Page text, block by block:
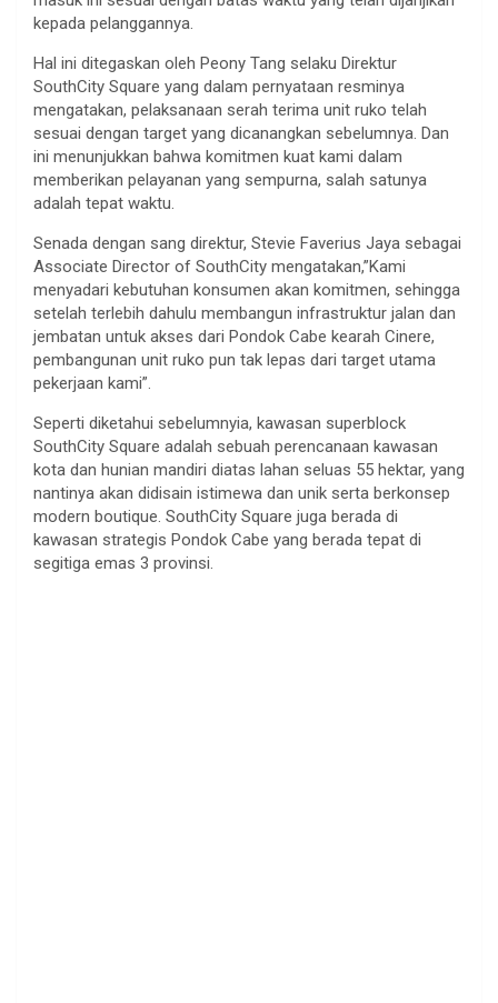
kepada pelanggannya.
Hal ini ditegaskan oleh Peony Tang selaku Direktur
SouthCity Square yang dalam pernyataan resminya
mengatakan, pelaksanaan serah terima unit ruko telah
sesuai dengan target yang dicanangkan sebelumnya. Dan
ini menunjukkan bahwa komitmen kuat kami dalam
memberikan pelayanan yang sempurna, salah satunya
adalah tepat waktu.
Senada dengan sang direktur, Stevie Faverius Jaya sebagai
Associate Director of SouthCity mengatakan,”Kami
menyadari kebutuhan konsumen akan komitmen, sehingga
setelah terlebih dahulu membangun infrastruktur jalan dan
jembatan untuk akses dari Pondok Cabe kearah Cinere,
pembangunan unit ruko pun tak lepas dari target utama
pekerjaan kami”.
Seperti diketahui sebelumnyia, kawasan superblock
SouthCity Square adalah sebuah perencanaan kawasan
kota dan hunian mandiri diatas lahan seluas 55 hektar, yang
nantinya akan didisain istimewa dan unik serta berkonsep
modern boutique. SouthCity Square juga berada di
kawasan strategis Pondok Cabe yang berada tepat di
segitiga emas 3 provinsi.